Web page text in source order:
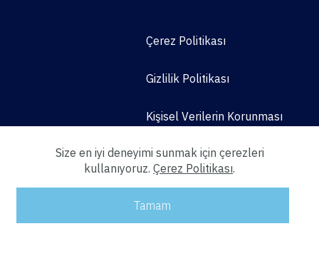
Çerez Politikası
Gizlilik Politikası
Kişisel Verilerin Korunması
Size en iyi deneyimi sunmak için çerezleri
kullanıyoruz. Çerez Politikası.
Tamam